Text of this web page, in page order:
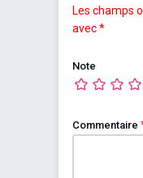
Les champs
avec*
Note
Commentaire